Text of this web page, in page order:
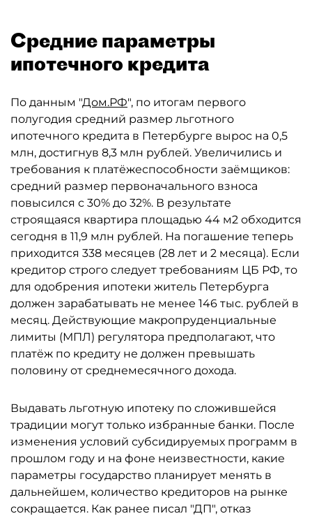
Средние параметры
ипотечного кредита
По данным "Дом.РФ", по итогам первого
полугодия средний размер льготного
ипотечного кредита в Петербурге вырос на 0,5
млн, достигнув 8,3 млн рублей. Увеличились и
требования к платёжеспособности заёмщиков:
средний размер первоначального взноса
повысился с 30% до 32%. В результате
строящаяся квартира площадью 44 м2 обходится
сегодня в 11,9 млн рублей. На погашение теперь
приходится 338 месяцев (28 лет и 2 месяца). Если
кредитор строго следует требованиям ЦБ РФ, то
для одобрения ипотеки житель Петербурга
должен зарабатывать не менее 146 тыс. рублей в
месяц. Действующие макропруденциальные
лимиты (МПЛ) регулятора предполагают, что
платёж по кредиту не должен превышать
половину от среднемесячного дохода.
Выдавать льготную ипотеку по сложившейся
традиции могут только избранные банки. После
изменения условий субсидируемых программ в
прошлом году и на фоне неизвестности, какие
параметры государство планирует менять в
дальнейшем, количество кредиторов на рынке
сокращается. Как ранее писал "ДП", отказ